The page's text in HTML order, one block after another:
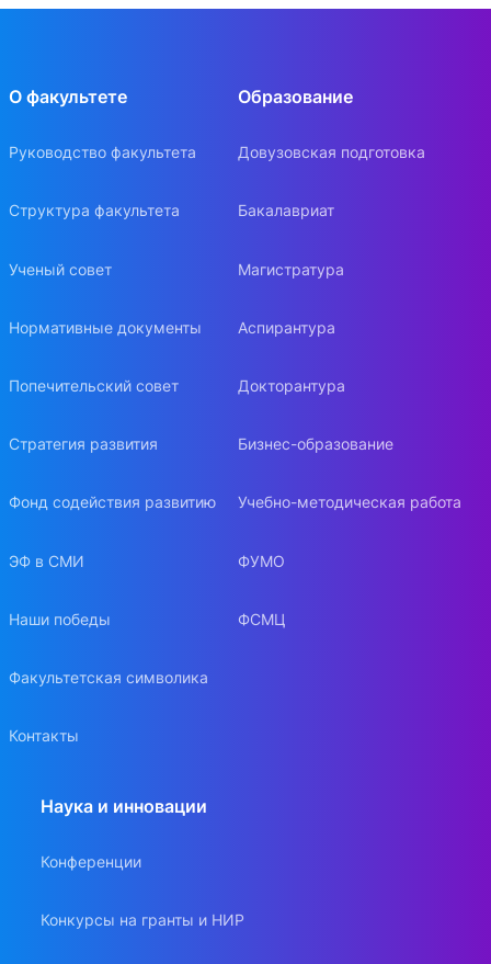
О факультете
Руководство факультета
Структура факультета
Ученый совет
Нормативные документы
Попечительский совет
Стратегия развития
Фонд содействия развитию
ЭФ в СМИ
Наши победы
Факультетская символика
Контакты
Образование
Довузовская подготовка
Бакалавриат
Магистратура
Аспирантура
Докторантура
Бизнес-образование
Учебно-методическая работа
ФУМО
ФСМЦ
Наука и инновации
Конференции
Конкурсы на гранты и НИР